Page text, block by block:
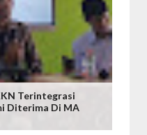
Terintegrasi
Diterima Di MA